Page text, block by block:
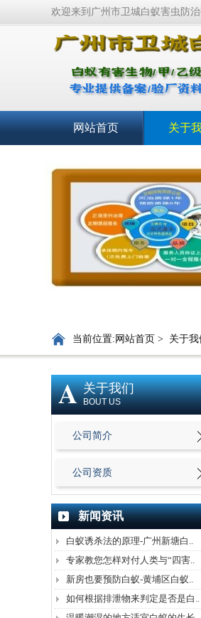
欢迎来到广州市卫城白蚁害虫防
网站首页 关于
当前位置: 网站首页 > 关于我
A 关于我们
BOUT US
公司简介
公司资质
新闻资讯
白蚁诱杀法的原理-广州新塘白..
专家教您怎样对付人类与“四害..
新房也要预防白蚁-黄埔区白蚁..
如何根据排泄物来判定是否是白..